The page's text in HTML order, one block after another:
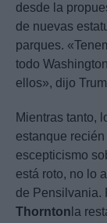
desde la
de nuevas
parques.
todo
ellos», dijo
Mientras tanto,
estanque
escepticismo
está roto, no lo
de Pensilvania.
Thornton la